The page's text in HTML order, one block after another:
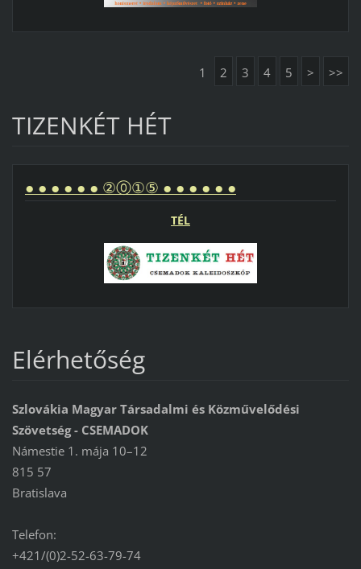
1 2 3 4 5 > >>
TIZENKÉT HÉT
● ● ● ● ● ● ②⓪①⑤ ● ● ● ● ● ●
TÉL
Elérhetőség
Szlovákia Magyar Társadalmi és Közművelődési
Szövetség - CSEMADOK
Námestie 1. mája 10–12
815 57
Bratislava
Telefon:
+421/(0)2-52-63-79-74